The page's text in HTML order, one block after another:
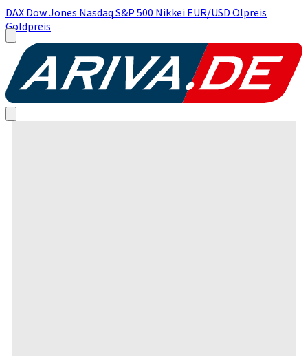
DAX Dow Jones Nasdaq S&P 500 Nikkei EUR/USD Ölpreis
Goldpreis